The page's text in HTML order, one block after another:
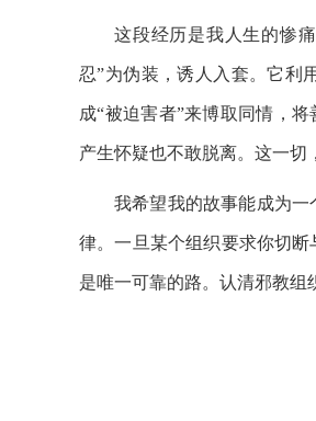
这段经历是我人生的惨
忍”为伪装，诱人入套。它利
成“被迫害者”来博取同情，
产生怀疑也不敢脱离。这一切
我希望我的故事能成为
律。一旦某个组织要求你切
是唯一可靠的路。认清邪教组